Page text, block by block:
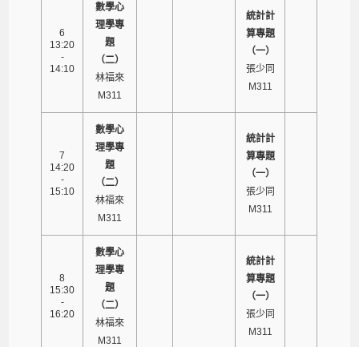
6
13:20
-
14:10
數學心
理學專
題
（二）
林福來
M311
統計計
算專題
（一）
張少同
M311
7
14:20
-
15:10
數學心
理學專
題
（二）
林福來
M311
統計計
算專題
（一）
張少同
M311
8
15:30
-
16:20
數學心
理學專
題
（二）
林福來
M311
統計計
算專題
（一）
張少同
M311